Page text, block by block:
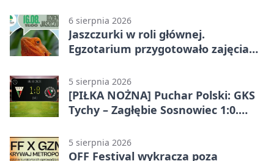
6 sierpnia 2026
Jaszczurki w roli głównej.
Egzotarium przygotowało zajęcia
5 sierpnia 2026
[PIŁKA NOŻNA] Puchar Polski: GKS
Tychy – Zagłębie Sosnowiec 1:0.
przed przerwą
5 sierpnia 2026
OFF Festival wykracza poza